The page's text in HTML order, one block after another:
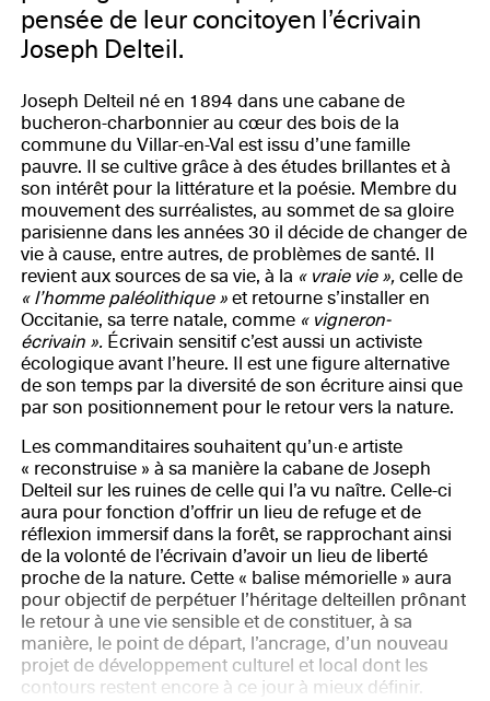
pensée de leur concitoyen l’écrivain
Joseph Delteil.
Joseph Delteil né en 1894 dans une cabane de
bucheron-charbonnier au cœur des bois de la
commune du Villar-en-Val est issu d’une famille
pauvre. Il se cultive grâce à des études brillantes et à
son intérêt pour la littérature et la poésie. Membre du
mouvement des surréalistes, au sommet de sa gloire
parisienne dans les années 30 il décide de changer de
vie à cause, entre autres, de problèmes de santé. Il
revient aux sources de sa vie, à la « vraie vie »,celle de
« l’homme paléolithique »et retourne s’installer en
Occitanie, sa terre natale, comme « vigneron-
écrivain ».Écrivain sensitif c’est aussi un activiste
écologique avant l’heure. Il est une figure alternative
de son temps par la diversité de son écriture ainsi que
par son positionnement pour le retour vers la nature.
Les commanditaires souhaitent qu’un·e artiste
« reconstruise » à sa manière la cabane de Joseph
Delteil sur les ruines de celle qui l’a vu naître. Celle-ci
aura pour fonction d’offrir un lieu de refuge et de
réflexion immersif dans la forêt, se rapprochant ainsi
de la volonté de l’écrivain d’avoir un lieu de liberté
proche de la nature. Cette « balise mémorielle » aura
pour objectif de perpétuer l’héritage delteillen prônant
le retour à une vie sensible et de constituer, à sa
manière, le point de départ, l’ancrage, d’un nouveau
projet de développement culturel et local dont les
contours restent encore à ce jour à mieux définir.